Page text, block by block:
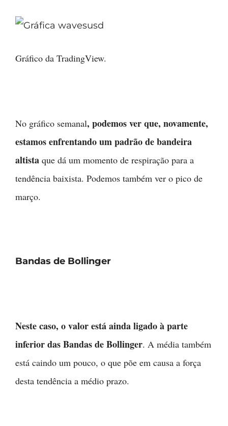
Gráfico da TradingView.
No gráfico semanal, podemos ver que, novamente,
estamos enfrentando um padrão de bandeira
altista que dá um momento de respiração para a
tendência baixista. Podemos também ver o pico de
março.
Bandas de Bollinger
Neste caso, o valor está ainda ligado à parte
inferior das Bandas de Bollinger. A média também
está caindo um pouco, o que põe em causa a força
desta tendência a médio prazo.